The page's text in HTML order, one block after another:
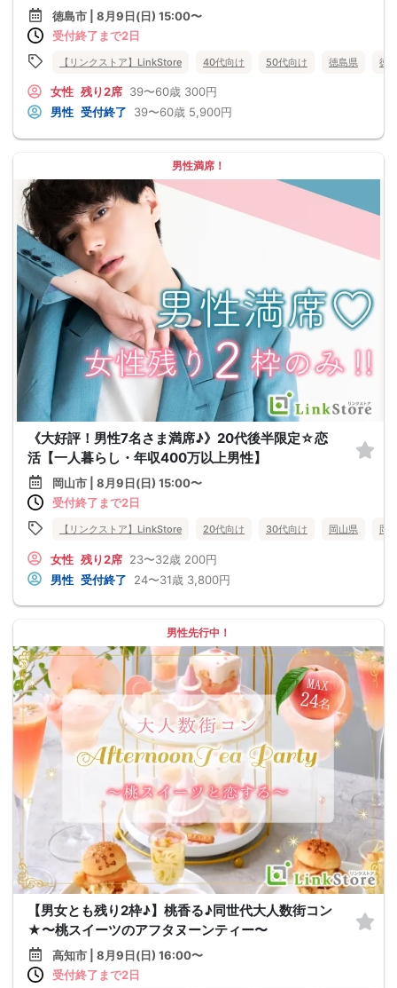
徳島市 | 8月9日(日) 15:00〜
受付終了まで2日
【リンクストア】LinkStore 40代向け 50代向け 徳島県 徳
女性 残り2席 39〜60歳 300円
男性 受付終了 39〜60歳 5,900円
男性満席！
《大好評！男性7名さま満席♪》20代後半限定☆恋
活【一人暮らし・年収400万以上男性】
岡山市 | 8月9日(日) 15:00〜
受付終了まで2日
【リンクストア】LinkStore 20代向け 30代向け 岡山県 岡
女性 残り2席 23〜32歳 200円
男性 受付終了 24〜31歳 3,800円
男性先行中！
【男女とも残り2枠♪】桃香る♪同世代大人数街コン
★〜桃スイーツのアフタヌーンティー〜
高知市 | 8月9日(日) 16:00〜
受付終了まで2日